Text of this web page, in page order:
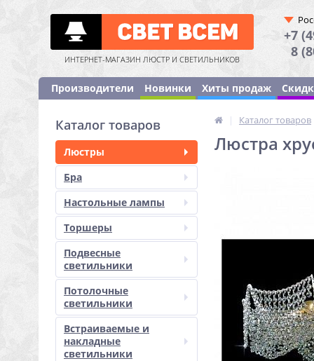
ИНТЕРНЕТ-МАГАЗИН ЛЮСТР И СВЕТИЛЬНИКОВ
+7
8
Производители Новинки Хиты продаж
Каталог товаров
Люстры
Бра
Настольные лампы
Торшеры
Подвесные
светильники
Потолочные
светильники
Встраиваемые и
накладные
светильники
| Каталог товаров
Люстра